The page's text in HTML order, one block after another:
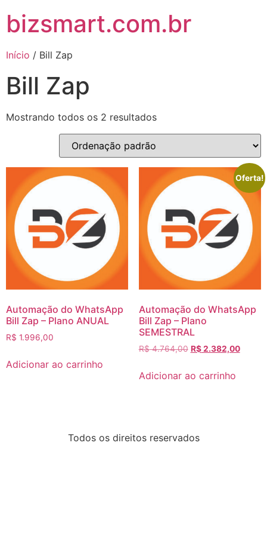
bizsmart.com.br
Início / Bill Zap
Bill Zap
Mostrando todos os 2 resultados
Automação do WhatsApp
Bill Zap – Plano ANUAL
R$ 1.996,00
Adicionar ao carrinho
Oferta!
Automação do WhatsApp
Bill Zap – Plano
SEMESTRAL
R$4.764,00 R$2.382,00
Adicionar ao carrinho
Todos os direitos reservados